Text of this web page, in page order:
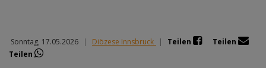
Sonntag, 17.05.2026 | Diözese Innsbruck | Teilen
Teilen
Teilen